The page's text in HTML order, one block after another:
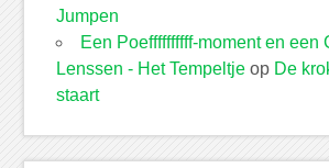
Jumpen
Een Poeffffffffff-moment en een
Lenssen - Het Tempeltjeop De
staart